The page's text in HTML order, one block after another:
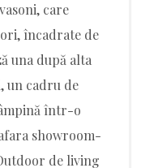
care
încadrate de
una după alta
un cadru de
într-o
showroom-
de living